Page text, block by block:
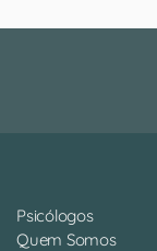
Psicólogos
Quem Somos